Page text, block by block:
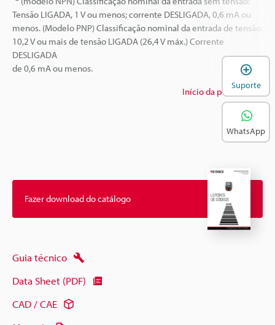
Tensão LIGADA, 1 V ou menos; corrente DESLIGADA, 0,6 mA ou
menos. (Modelo PNP) Classificação nominal da entrada de tensão:
10,2 V ou mais de tensão LIGADA (26,4 V máx.) Corrente
DESLIGADA
de 0,6 mA ou menos.
Início da página
Fazer download do catálogo
Guia técnico
Data Sheet (PDF)
CAD / CAE
Suporte
WhatsApp